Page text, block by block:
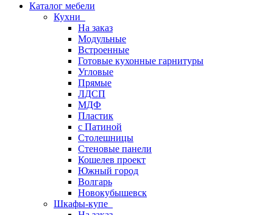
Каталог мебели
Кухни
На заказ
Модульные
Встроенные
Готовые кухонные гарнитуры
Угловые
Прямые
ЛДСП
МДФ
Пластик
с Патиной
Столешницы
Стеновые панели
Кошелев проект
Южный город
Волгарь
Новокубышевск
Шкафы-купе